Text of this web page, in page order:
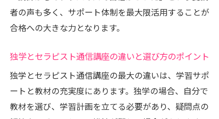
者の声も多く、サポート体制を最大限活用することが
合格への大きな力となります。
独学とセラピスト通信講座の違いと選び方のポイント
独学とセラピスト通信講座の最大の違いは、学習サポ
ートと教材の充実度にあります。独学の場合、自分で
教材を選び、学習計画を立てる必要があり、疑問点の